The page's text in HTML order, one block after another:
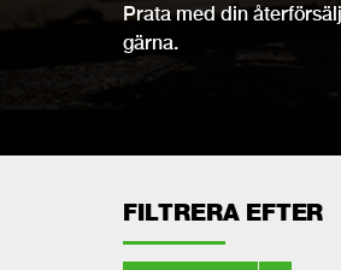
Prata med din
gärna.
FILTRERA EFTER